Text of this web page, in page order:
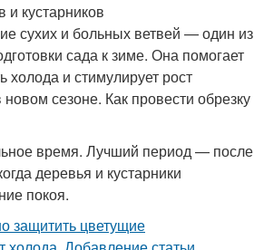
и кустарников
сухих и больных ветвей — один из
сада к зиме. Она помогает
холода и стимулирует рост
сезоне. Как провести обрезку
время. Лучший период — после
деревья и кустарники
покоя.